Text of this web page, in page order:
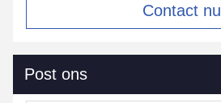
Contact nu
Post ons